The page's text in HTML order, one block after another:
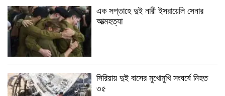
এক সপ্তাহে দুই নারী ইসরায়েলি সেনার
আত্মহত্যা
সিরিয়ায় দুই বাসের মুখোমুখি সংঘর্ষে নিহত
৩৫